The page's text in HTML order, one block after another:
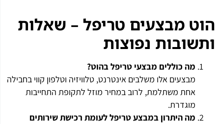
הוט מבצעים טריפל – שאלות
ותשובות נפוצות
מה כוללים מבצעי טריפל בהוט?
מבצעים אלו משלבים אינטרנט, טלוויזיה וטלפון קווי בחבילה
אחת משתלמת, לרוב במחיר מוזל לתקופת התחייבות
מוגדרת.
מה היתרון במבצע טריפל לעומת רכישת שירותים